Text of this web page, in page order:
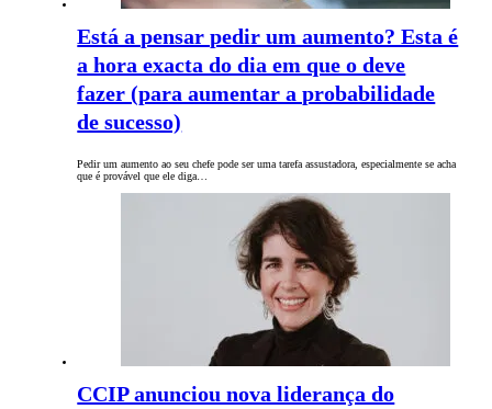
Está a pensar pedir um aumento? Esta é
a hora exacta do dia em que o deve
fazer (para aumentar a probabilidade
de sucesso)
Pedir um aumento ao seu chefe pode ser uma tarefa assustadora, especialmente se acha
que é provável que ele diga…
CCIP anunciou nova liderança do